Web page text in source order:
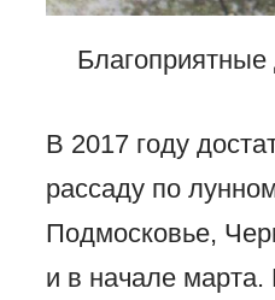
В 2017 году
рассаду по
Подмосковье,
и в начале